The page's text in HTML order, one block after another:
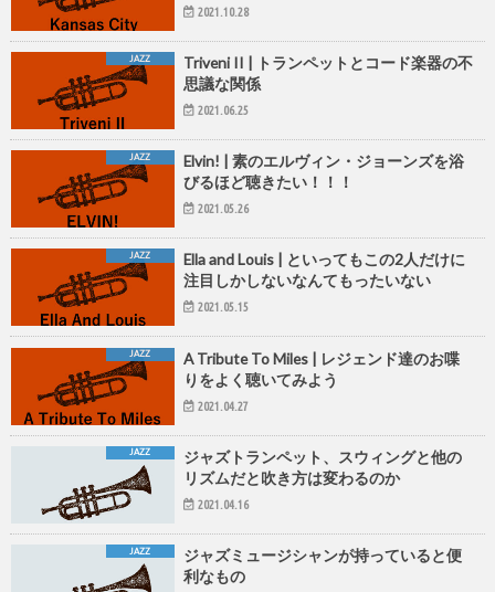
2021.10.28
JAZZ
Triveni II | トランペットとコード楽器の不
思議な関係
2021.06.25
JAZZ
Elvin! | 素のエルヴィン・ジョーンズを浴
びるほど聴きたい！！！
2021.05.26
JAZZ
Ella and Louis | といってもこの2人だけに
注目しかしないなんてもったいない
2021.05.15
JAZZ
A Tribute To Miles | レジェンド達のお喋
りをよく聴いてみよう
2021.04.27
JAZZ
ジャズトランペット、スウィングと他の
リズムだと吹き方は変わるのか
2021.04.16
JAZZ
ジャズミュージシャンが持っていると便
利なもの